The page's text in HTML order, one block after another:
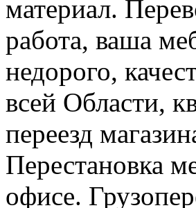
материал.
работа, ваша
недорого,
всей Области,
переезд
Перестановка
офисе.